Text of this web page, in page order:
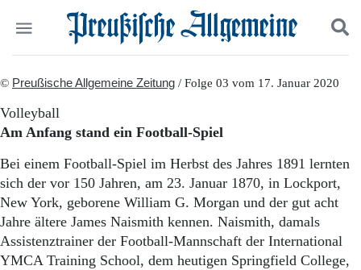
Politik
Panorama
Gesellschaft
Leben
Geschichte
Ostpreußen
Pommern
Berlin-Brandenburg
Schlesien
Suchen und finden
© Preußische Allgemeine Zeitung / Folge 03 vom 17. Januar 2020
Volleyball
Am Anfang stand ein Football-Spiel
Bei einem Football-Spiel im Herbst des Jahres 1891 lernten
sich der vor 150 Jahren, am 23. Januar 1870, in Lockport,
New York, geborene William G. Morgan und der gut acht
Jahre ältere James Naismith kennen. Naismith, damals
Assistenztrainer der Football-Mannschaft der International
YMCA Training School, dem heutigen Springfield College,